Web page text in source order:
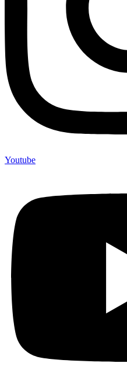
Youtube